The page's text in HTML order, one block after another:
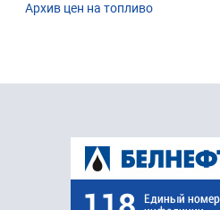
Архив цен на топливо